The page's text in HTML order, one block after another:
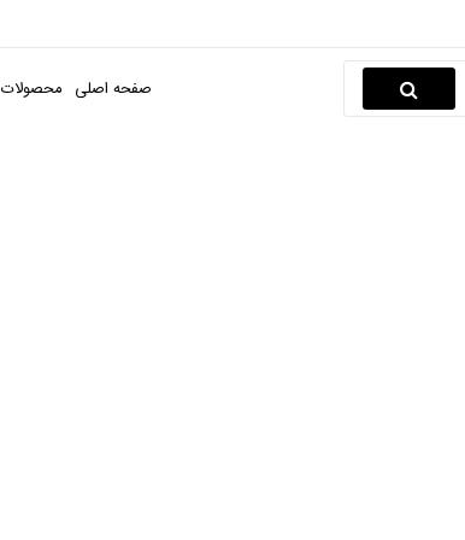
صفحه اصلی محصولات